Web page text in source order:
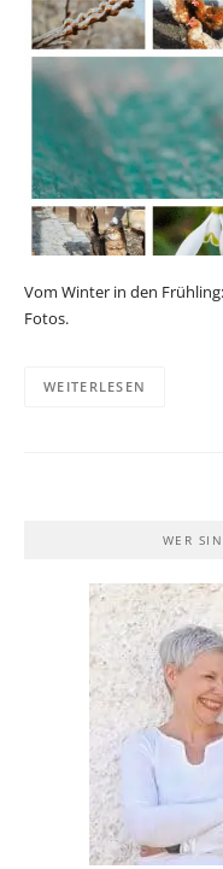
Vom Winter in den
Fotos.
WEITERLESEN
WER